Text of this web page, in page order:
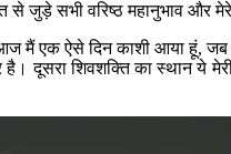
जुड़े सभी वरिष्ठ महानुभाव और मेरे
मैं एक ऐसे दिन काशी आया हूं,
है। दूसरा शिवशक्ति का स्थान